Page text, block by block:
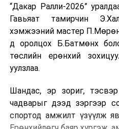
“Дакар Ралли-2026”
Гавьяат тамирчин
хэмжээний мастер
д оролцох Б.Батмөнх
төслийн ерөнхий
уулзлаа.
Шандас, эр зориг,
чадварыг дээд зэргээр
спортод амжилт үзүүлж